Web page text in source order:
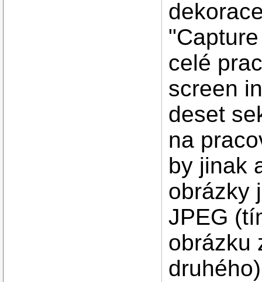
celé
screen
deset
na
by jinak
obrázky
JPEG
obrázku